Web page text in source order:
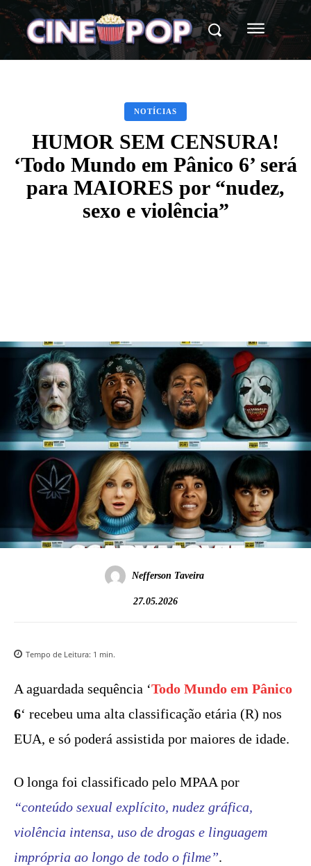
NOTÍCIAS
HUMOR SEM CENSURA!
‘Todo Mundo em Pânico 6’ será
para MAIORES por “nudez,
sexo e violência”
Nefferson Taveira
27.05.2026
Tempo de Leitura: 1 min.
A aguardada sequência ‘Todo Mundo em Pânico
6‘ recebeu uma alta classificação etária (R) nos
EUA, e só poderá assistida por maiores de idade.
O longa foi classificado pelo MPAA por
“conteúdo sexual explícito, nudez gráfica,
violência intensa, uso de drogas e linguagem
imprópria ao longo de todo o filme”.